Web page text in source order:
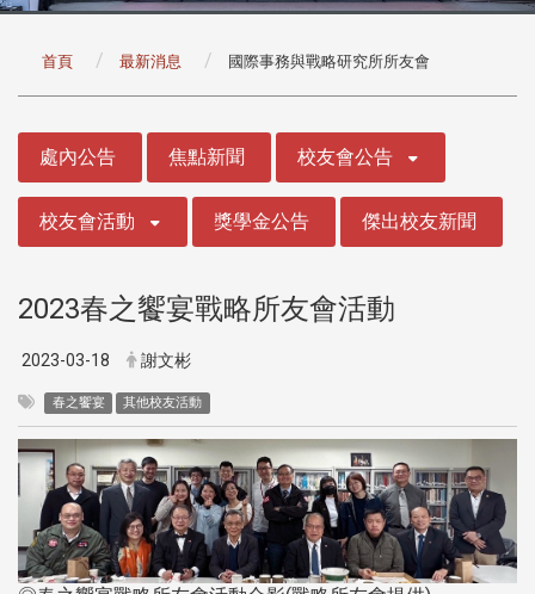
首頁 最新消息 國際事務與戰略研究所所友會
處內公告 焦點新聞 校友會公告
校友會活動 獎學金公告 傑出校友新聞
2023春之饗宴戰略所友會活動
2023-03-18 謝文彬
春之饗宴 其他校友活動